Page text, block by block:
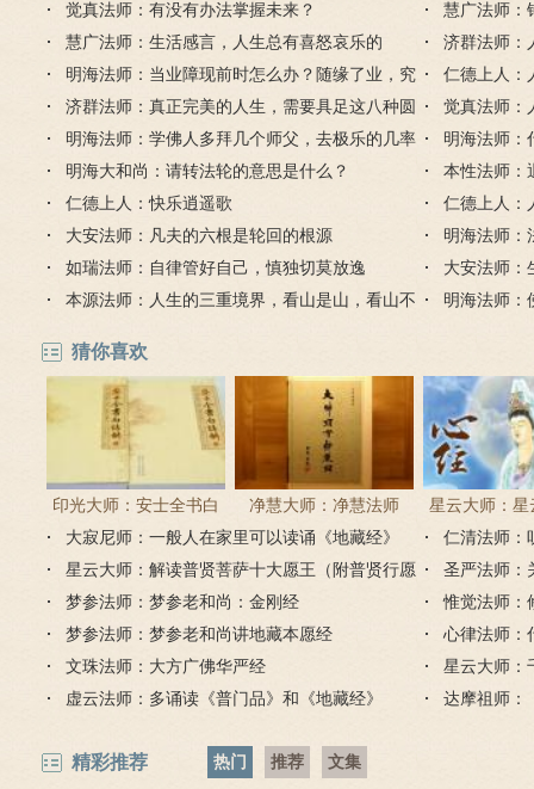
觉真法师：有没有办法掌握未来？
慧广法师：
慧广法师：生活感言，人生总有喜怒哀乐的
济群法师：
什么？
明海法师：当业障现前时怎么办？随缘了业，究
竟解脱
仁德上人：
济群法师：真正完美的人生，需要具足这八种圆
满
觉真法师：
和主体
明海法师：学佛人多拜几个师父，去极乐的几率
也就越大，对吗？
明海法师：
明海大和尚：请转法轮的意思是什么？
本性法师：
仁德上人：快乐逍遥歌
仁德上人：
敬
大安法师：凡夫的六根是轮回的根源
明海法师：
如瑞法师：自律管好自己，慎独切莫放逸
大安法师：
本源法师：人生的三重境界，看山是山，看山不
明海法师：
猜你喜欢
印光大师：安士全书白
话解
净慧大师：净慧法师
《楞严经》浅译
星云大师：星
《心经
大寂尼师：一般人在家里可以读诵《地藏经》
吗？
仁清法师：
星云大师：解读普贤菩萨十大愿王（附普贤行愿
品全文）
圣严法师：
梦参法师：梦参老和尚：金刚经
惟觉法师：
梦参法师：梦参老和尚讲地藏本愿经
心律法师：
文珠法师：大方广佛华严经
星云大师：
虚云法师：多诵读《普门品》和《地藏经》
达摩祖师：
精彩推荐 热门 推荐 文集